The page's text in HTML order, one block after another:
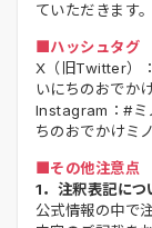
ていただきます
■ハッシュタグ
X（旧Twitter）
いにちのおでか
Instagram：#ミ
ちのおでかけミ
■その他注意点
1．注釈表記につ
公式情報の中で